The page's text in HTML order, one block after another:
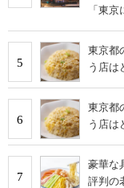
「東
5
東京都
う店は
6
東京都
う店は
7
豪華な
評判の